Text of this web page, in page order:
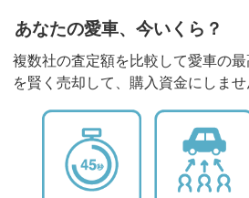
あなたの愛車、今いくら？
複数社の査定額を比較して愛車の
を賢く売却して、購入資金にしませ